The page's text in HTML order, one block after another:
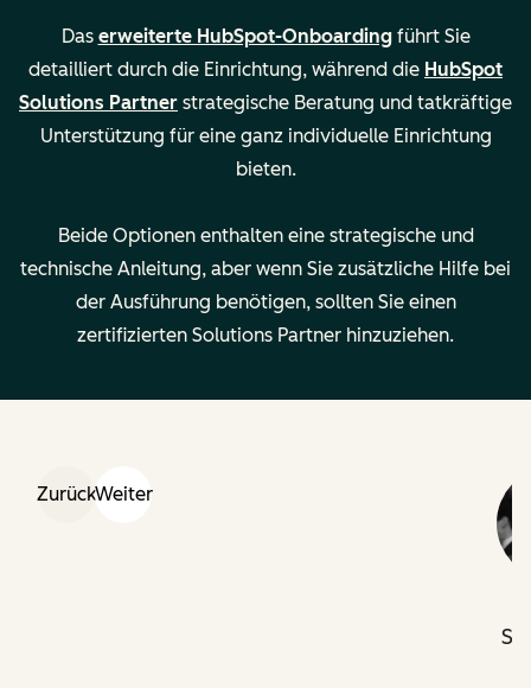
Berechnete
Eigenschaften und
benutzerdefinierte
—
Durchführung:
Das erweiterte HubSpot-Onboardingführt Sie
detailliert durch die Einrichtung, während die HubSpot
Solutions Partner strategische Beratung und tatkräftige
Unterstützung für eine ganz individuelle Einrichtung
bieten.
Beide Optionen enthalten eine strategische und
technische Anleitung, aber wenn Sie zusätzliche Hilfe bei
der Ausführung benötigen, sollten Sie einen
zertifizierten Solutions Partner hinzuziehen.
ZurückWeiter